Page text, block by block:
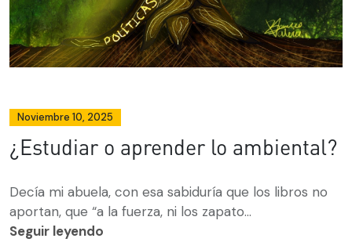
Noviembre 10, 2025
¿Estudiar o aprender lo ambiental?
Decía mi abuela, con esa sabiduría que los libros no
aportan, que “a la fuerza, ni los zapato...
Seguir leyendo